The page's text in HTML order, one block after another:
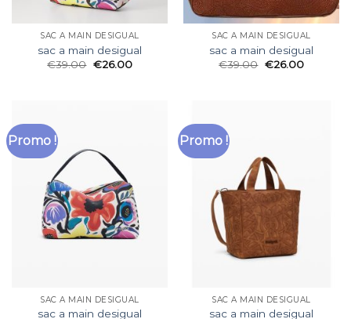
SAC A MAIN DESIGUAL
sac a main desigual
€39.00 €26.00
SAC A MAIN DESIGUAL
sac a main desigual
€39.00 €26.00
Promo !
SAC A MAIN DESIGUAL
sac a main desigual
Promo !
SAC A MAIN DESIGUAL
sac a main desigual